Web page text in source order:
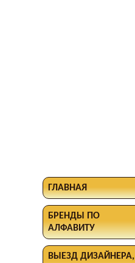
ГЛАВНАЯ
БРЕНДЫ ПО
АЛФАВИТУ
ВЫЕЗД ДИЗАЙНЕРА,